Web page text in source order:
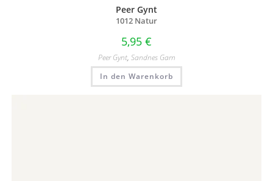
Peer Gynt
1012 Natur
5,95 €
Peer Gynt, Sandnes Garn
In den Warenkorb